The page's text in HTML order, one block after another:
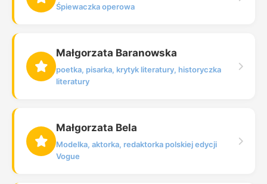
Śpiewaczka operowa
Małgorzata Baranowska
poetka, pisarka, krytyk literatury, historyczka
literatury
Małgorzata Bela
Modelka, aktorka, redaktorka polskiej edycji
Vogue